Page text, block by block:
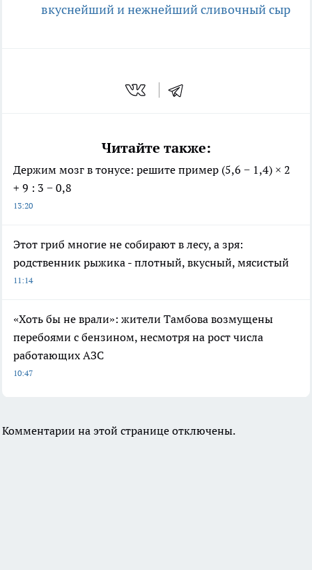
вкуснейший и нежнейший сливочный сыр
Читайте также:
Держим мозг в тонусе: решите пример (5,6 − 1,4) × 2
+ 9 : 3 − 0,8
13:20
Этот гриб многие не собирают в лесу, а зря:
родственник рыжика - плотный, вкусный, мясистый
11:14
«Хоть бы не врали»: жители Тамбова возмущены
перебоями с бензином, несмотря на рост числа
работающих АЗС
10:47
Комментарии на этой странице отключены.